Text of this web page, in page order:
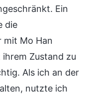
Ein
die
mit Mo Han
Zustand zu
Als ich an der
nutzte ich